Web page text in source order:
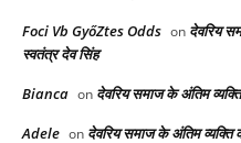
Foci Vb GyőZtes Odds on देवरिय
स्वतंत्र देव सिंह
Bianca on देवरिय समाज के अंतिम
Adele on देवरिय समाज के अंतिम व्यक्ति